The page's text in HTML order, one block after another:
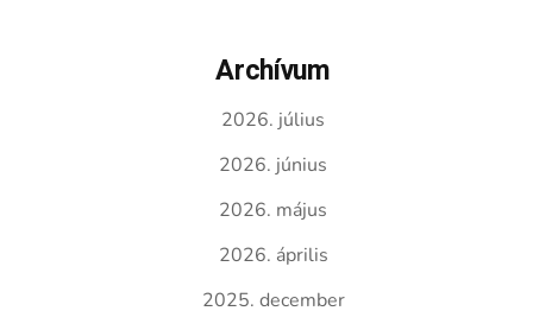
Archívum
2026. július
2026. június
2026. május
2026. április
2025. december